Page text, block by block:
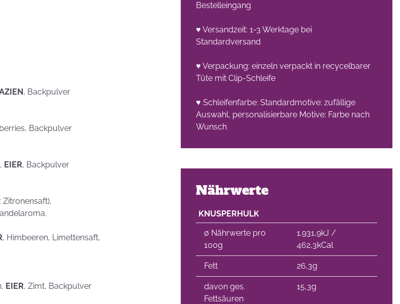
schön
Dekoideen mit Keksen
, Backpulver
Backpulver
, EIER, Backpulver
, Himbeeren, Limettensaft,
EIER, Zimt, Backpulver
Bestelleingang
♥ Versandzeit: 1-3 Werktage bei
Standardversand
♥ Verpackung: einzeln verpackt in recycelbarer
Tüte mit Clip-Schleife
♥ Schleifenfarbe: Standardmotive: zufällige
Auswahl, personalisierbare Motive: Farbe nach
Wunsch
Nährwerte
KNUSPERHULK
∅ Nährwerte pro
100g
1.931,9kJ /
462,3kCal
Fett 26,3g
davon ges.
Fettsäuren
15,3g